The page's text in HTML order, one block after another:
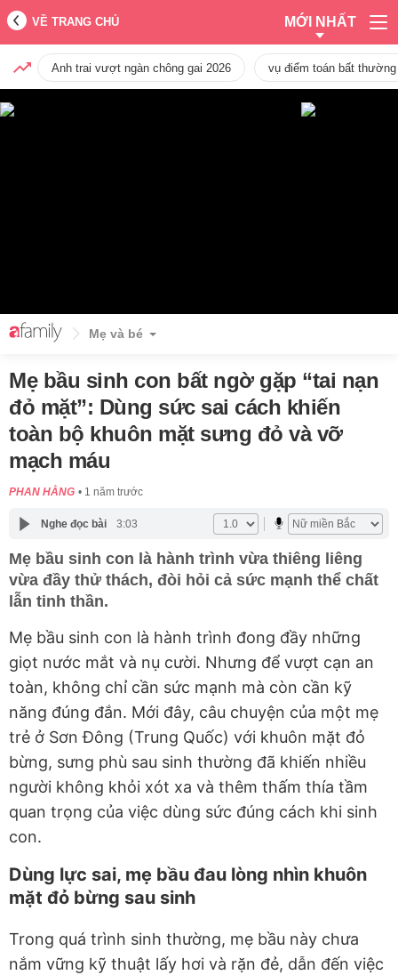
VỀ TRANG CHỦ MỚI NHẤT
Anh trai vượt ngàn chông gai 2026 vụ điểm toán bất
Mẹ và bé
Mẹ bầu sinh con bất ngờ gặp “tai nạn
đỏ mặt”: Dùng sức sai cách khiến
toàn bộ khuôn mặt sưng đỏ và vỡ
mạch máu
PHAN HẰNG 1 năm trước
Nghe đọc bài 3:03
Mẹ bầu sinh con là hành trình vừa thiêng liêng
vừa đầy thử thách, đòi hỏi cả sức mạnh thể chất
lẫn tinh thần.
Mẹ bầu sinh con là hành trình đong đầy những
giọt nước mắt và nụ cười. Nhưng để vượt cạn an
toàn, không chỉ cần sức mạnh mà còn cần kỹ
năng đúng đắn. Mới đây, câu chuyện của một mẹ
trẻ ở Sơn Đông (Trung Quốc) với khuôn mặt đỏ
bừng, sưng phù sau sinh thường đã khiến nhiều
người không khỏi xót xa và thêm thấm thía tầm
quan trọng của việc dùng sức đúng cách khi sinh
con.
Dùng lực sai, mẹ bầu đau lòng nhìn khuôn
mặt đỏ bừng sau sinh
Trong quá trình sinh thường, mẹ bầu này chưa
nắm vững kỹ thuật lấy hơi và rặn đẻ, dẫn đến việc